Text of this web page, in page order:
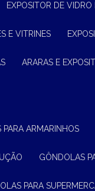
EXPOSITOR DE
E VITRINES
ARARAS E
PARA ARMARINHOS
GÔNDOLAS
PARA